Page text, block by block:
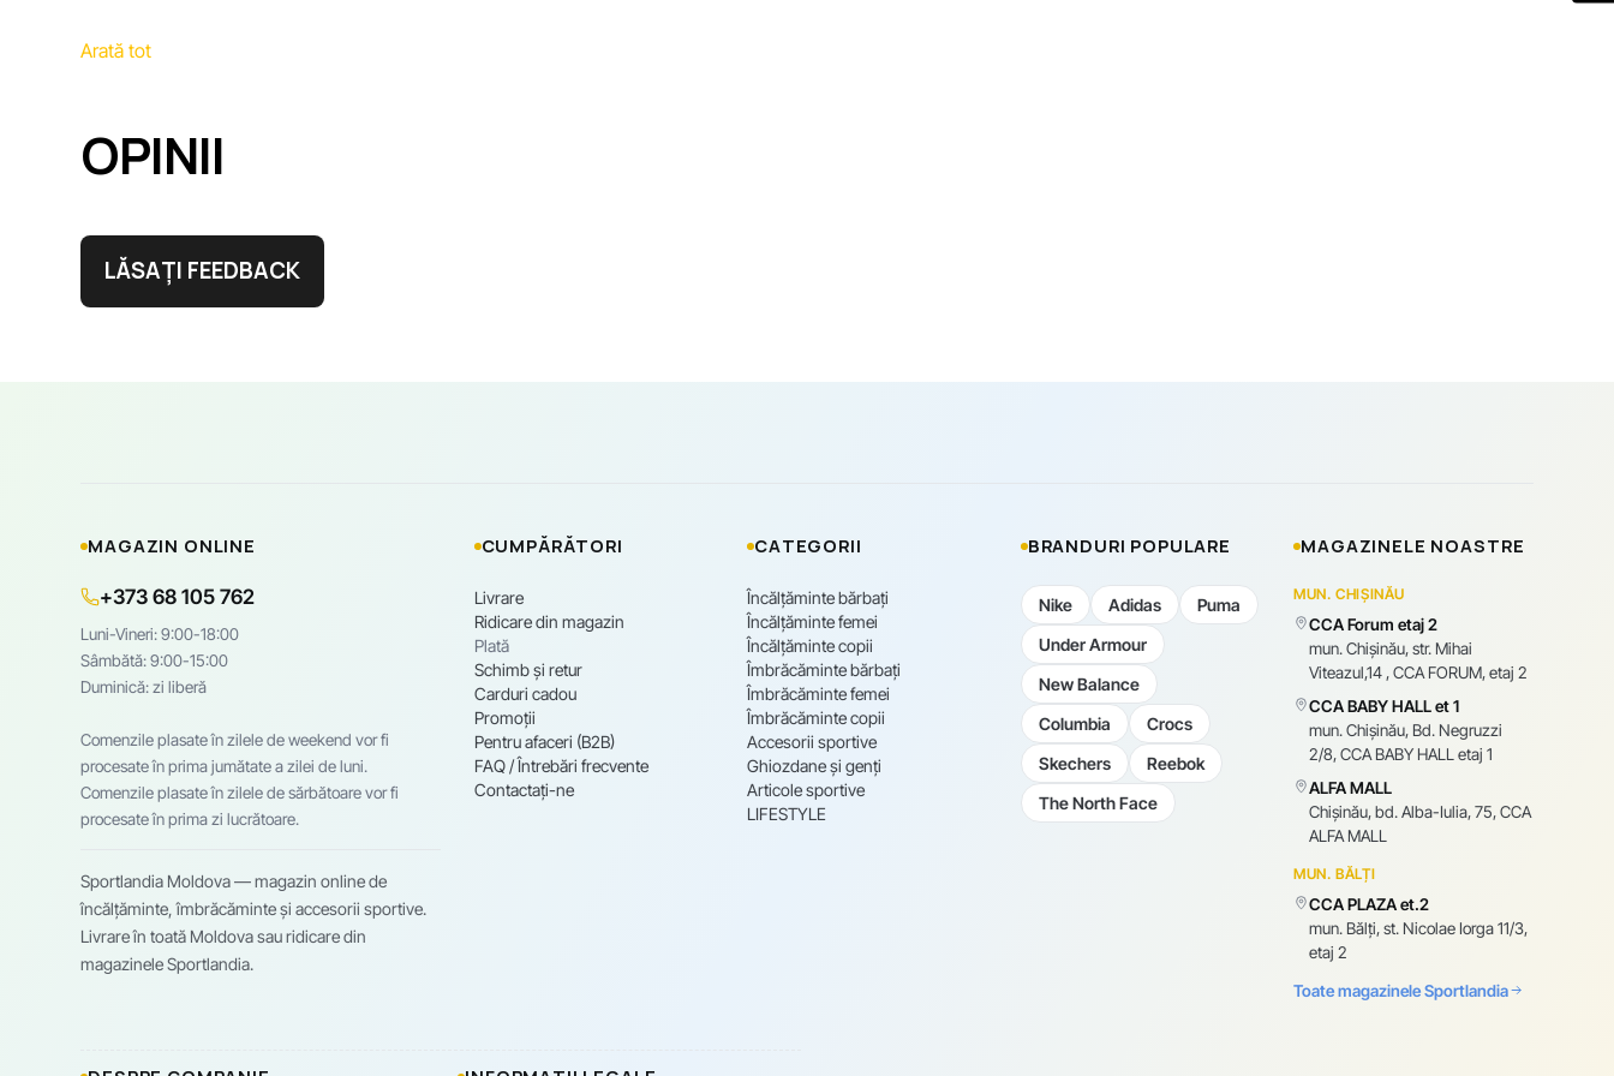
Arată tot
OPINII
LĂSAȚI FEEDBACK
MAGAZIN ONLINE
+373 68 105 762
Luni-Vineri: 9:00-18:00
Sâmbătă: 9:00-15:00
Duminică: zi liberă
Comenzile plasate în zilele de weekend vor fi
procesate în prima jumătate a zilei de luni.
Comenzile plasate în zilele de sărbătoare vor fi
procesate în prima zi lucrătoare.
Sportlandia Moldova — magazin online de
încălțăminte, îmbrăcăminte și accesorii sportive.
Livrare în toată Moldova sau ridicare din
magazinele Sportlandia.
CUMPĂRĂTORI
Livrare
Ridicare din magazin
Plată
Schimb și retur
Carduri cadou
Promoții
Pentru afaceri (B2B)
FAQ / Întrebări frecvente
Contactați-ne
CATEGORII
Încălțăminte bărbați
Încălțăminte femei
Încălțăminte copii
Îmbrăcăminte bărbați
Îmbrăcăminte femei
Îmbrăcăminte copii
Accesorii sportive
Ghiozdane și genți
Articole sportive
LIFESTYLE
BRANDURI POPULARE
Nike Adidas
Puma
Under Armour
New Balance
Columbia
Crocs
Skechers
Reebok
The North Face
MAGAZINELE NOASTRE
MUN. CHIȘINĂU
CCA Forum etaj 2
mun. Chişinău, str. Mihai
Viteazul,14 , CCA FORUM, etaj 2
CCA BABY HALL et 1
mun. Chişinău, Bd. Negruzzi
2/8, CCA BABY HALL etaj 1
ALFA MALL
Chișinău, bd. Alba-Iulia, 75, CCA
ALFA MALL
MUN. BĂLȚI
CCA PLAZA et.2
mun. Bălți, st. Nicolae Iorga 11/3,
etaj 2
Toate magazinele Sportlandia